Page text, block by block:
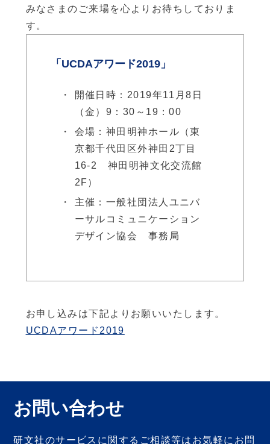
みなさまのご来場を心よりお待ちしておりま
す。
「UCDAアワード2019」
開催日時：2019年11月8日
（金）9：30～19：00
会場：神田明神ホール（東
京都千代田区外神田2丁目
16-2 神田明神文化交流館
2F）
主催：一般社団法人ユニバ
ーサルコミュニケーション
デザイン協会 事務局
お申し込みは下記よりお願いいたします。
UCDAアワード2019
お問い合わせ
研文社のサービスに関するご相談等は お気軽にお問